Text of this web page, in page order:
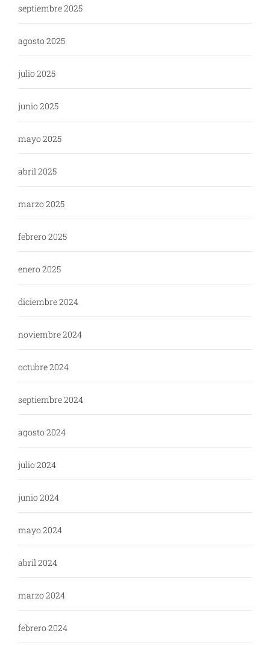
septiembre 2025
agosto 2025
julio 2025
junio 2025
mayo 2025
abril 2025
marzo 2025
febrero 2025
enero 2025
diciembre 2024
noviembre 2024
octubre 2024
septiembre 2024
agosto 2024
julio 2024
junio 2024
mayo 2024
abril 2024
marzo 2024
febrero 2024